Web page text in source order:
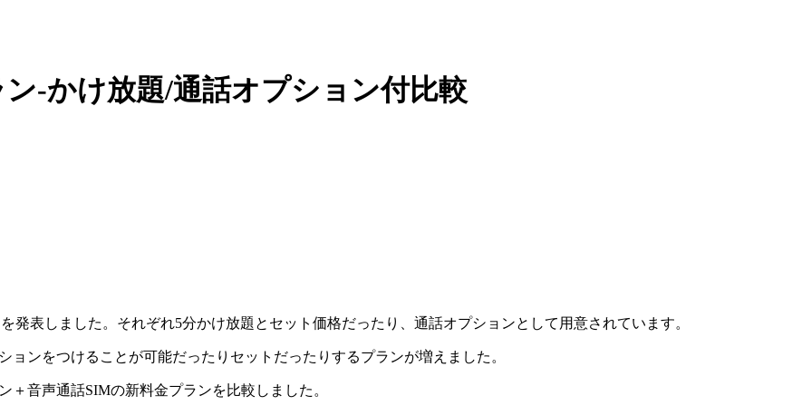
ン-かけ放題/通話オプション付比較
表しました。それぞれ5分かけ放題とセット価格だったり、通話オプションとして用意されています。
ンをつけることが可能だったりセットだったりするプランが増えました。
音声通話SIMの新料金プランを比較しました。